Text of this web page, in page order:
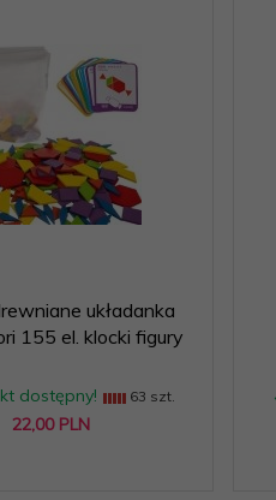
układanka
155 el. klocki figury
dostępny! 63 szt.
22,00 PLN